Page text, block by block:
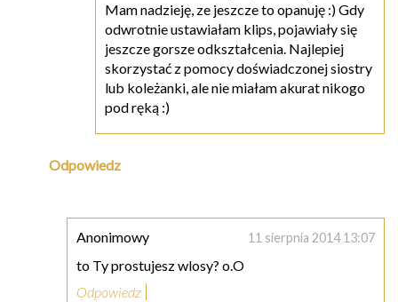
Mam nadzieję, ze jeszcze to opanuję :) Gdy
odwrotnie ustawiałam klips, pojawiały się
jeszcze gorsze odkształcenia. Najlepiej
skorzystać z pomocy doświadczonej siostry
lub koleżanki, ale nie miałam akurat nikogo
pod ręką :)
Odpowiedz
Anonimowy 11 sierpnia 2014 13:07
to Ty prostujesz wlosy? o.O
Odpowiedz